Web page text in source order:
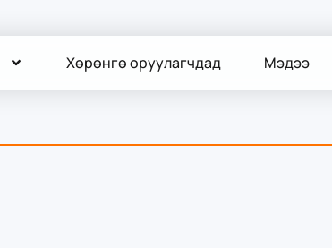
Хөрөнгө оруулагчдад Мэдээ